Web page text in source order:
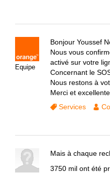
Equipe
Bonjour Youssef
Nous vous
activé sur votre
Concernant le
Nous restons à
Merci et
Services
Mais à chaque
3750 mil ont été